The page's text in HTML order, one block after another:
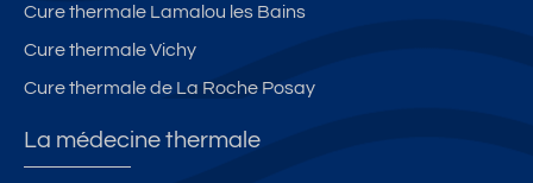
Cure thermale Lamalou les Bains
Cure thermale Vichy
Cure thermale de La Roche Posay
La médecine thermale